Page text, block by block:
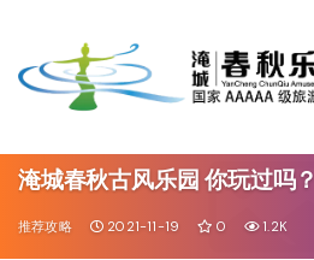
淹城春秋古风乐园 你玩过吗？
推荐攻略 2021-11-19 0 1.2K